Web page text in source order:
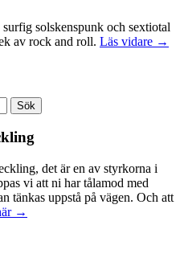
surfig solskenspunk och sextiotal
av rock and roll. Läs vidare →
det är en av styrkorna i
vi att ni har tålamod med
tänkas uppstå på vägen. Och att
→